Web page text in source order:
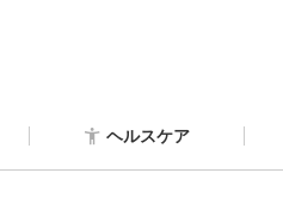
ヘルスケア